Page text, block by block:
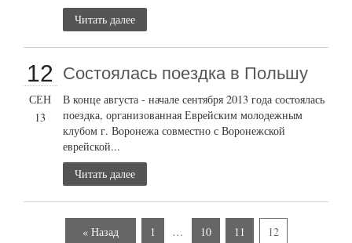
Читать далее
12
СЕН
13
Состоялась поездка в Польшу
В конце августа - начале сентября 2013 года состоялась
поездка, организованная Еврейским молодежным
клубом г. Воронежа совместно с Воронежской
еврейской...
Читать далее
« Назад 1 … 10 11 12